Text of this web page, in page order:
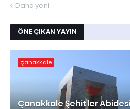
Daha yeni
ÖNE ÇIKAN YAYIN
çanakkale
Çanakkale Şehitler